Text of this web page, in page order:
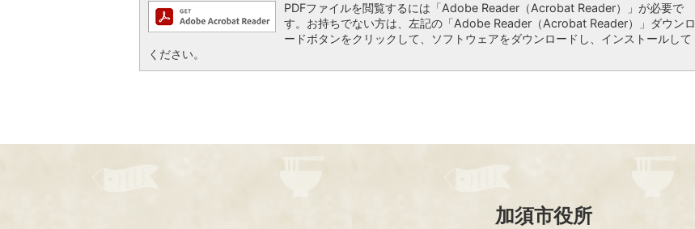
PDFファイルを閲覧するには「Adobe Reader（Acrobat Reader）」が必要で
す。お持ちでない方は、左記の「Adobe Reader（Acrobat Reader）」ダウンロ
ードボタンをクリックして、ソフトウェアをダウンロードし、インストールして
ください。
加須市役所